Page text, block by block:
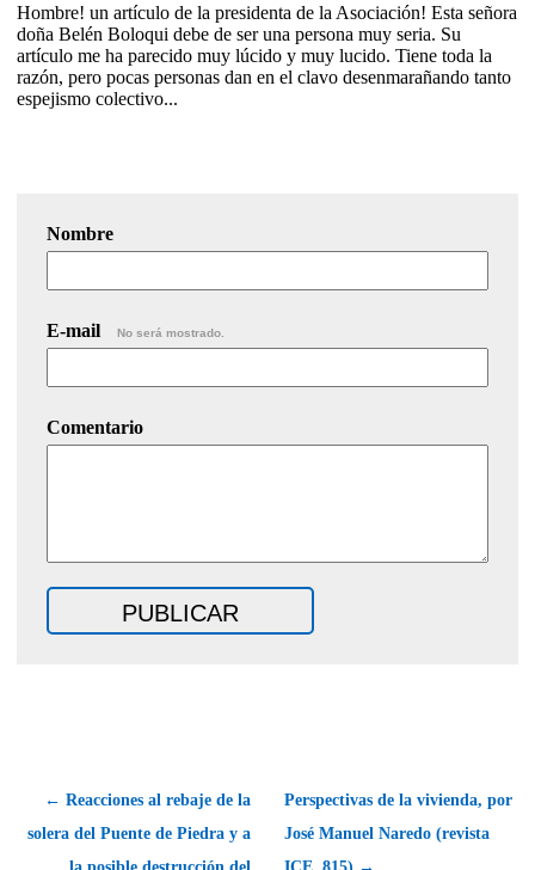
Hombre! un artículo de la presidenta de la Asociación! Esta señora
doña Belén Boloqui debe de ser una persona muy seria. Su
artículo me ha parecido muy lúcido y muy lucido. Tiene toda la
razón, pero pocas personas dan en el clavo desenmarañando tanto
espejismo colectivo...
Nombre
E-mail No será mostrado.
Comentario
← Reacciones al rebaje de la
solera del Puente de Piedra y a
Perspectivas de la vivienda, por
José Manuel Naredo (revista